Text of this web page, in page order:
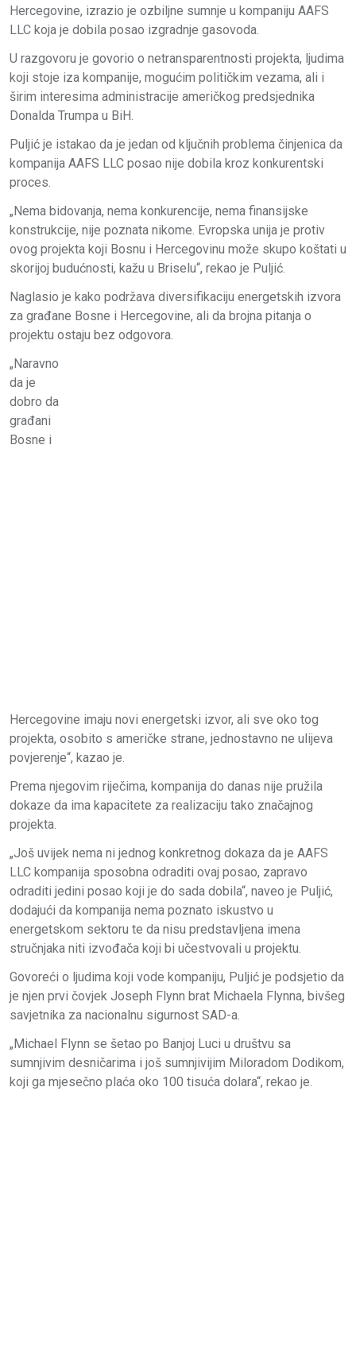
Hercegovine, izrazio je ozbiljne sumnje u kompaniju AAFS
LLC koja je dobila posao izgradnje gasovoda.
U razgovoru je govorio o netransparentnosti projekta, ljudima
koji stoje iza kompanije, mogućim političkim vezama, ali i
širim interesima administracije američkog predsjednika
Donalda Trumpa u BiH.
Puljić je istakao da je jedan od ključnih problema činjenica da
kompanija AAFS LLC posao nije dobila kroz konkurentski
proces.
„Nema bidovanja, nema konkurencije, nema finansijske
konstrukcije, nije poznata nikome. Evropska unija je protiv
ovog projekta koji Bosnu i Hercegovinu može skupo koštati u
skorijoj budućnosti, kažu u Briselu“, rekao je Puljić.
Naglasio je kako podržava diversifikaciju energetskih izvora
za građane Bosne i Hercegovine, ali da brojna pitanja o
projektu ostaju bez odgovora.
„Naravno
da je
dobro da
građani
Bosne i
Hercegovine imaju novi energetski izvor, ali sve oko tog
projekta, osobito s američke strane, jednostavno ne ulijeva
povjerenje“, kazao je.
Prema njegovim riječima, kompanija do danas nije pružila
dokaze da ima kapacitete za realizaciju tako značajnog
projekta.
„Još uvijek nema ni jednog konkretnog dokaza da je AAFS
LLC kompanija sposobna odraditi ovaj posao, zapravo
odraditi jedini posao koji je do sada dobila“, naveo je Puljić,
dodajući da kompanija nema poznato iskustvo u
energetskom sektoru te da nisu predstavljena imena
stručnjaka niti izvođača koji bi učestvovali u projektu.
Govoreći o ljudima koji vode kompaniju, Puljić je podsjetio da
je njen prvi čovjek Joseph Flynn brat Michaela Flynna, bivšeg
savjetnika za nacionalnu sigurnost SAD-a.
„Michael Flynn se šetao po Banjoj Luci u društvu sa
sumnjivim desničarima i još sumnjivijim Miloradom Dodikom,
koji ga mjesečno plaća oko 100 tisuća dolara“, rekao je.